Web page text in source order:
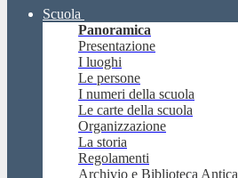
Scuola
Panoramica
Presentazione
I luoghi
Le persone
I numeri della scuola
Le carte della scuola
Organizzazione
La storia
Regolamenti
Archivio e Biblioteca Antica